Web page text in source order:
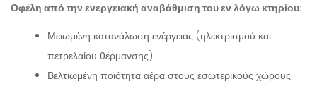
Οφέλη από την ενεργειακή αναβάθμιση του εν λόγω κτηρίου:
Μειωμένη κατανάλωση ενέργειας (ηλεκτρισμού και
πετρελαίου θέρμανσης)
Βελτιωμένη ποιότητα αέρα στους εσωτερικούς χώρους